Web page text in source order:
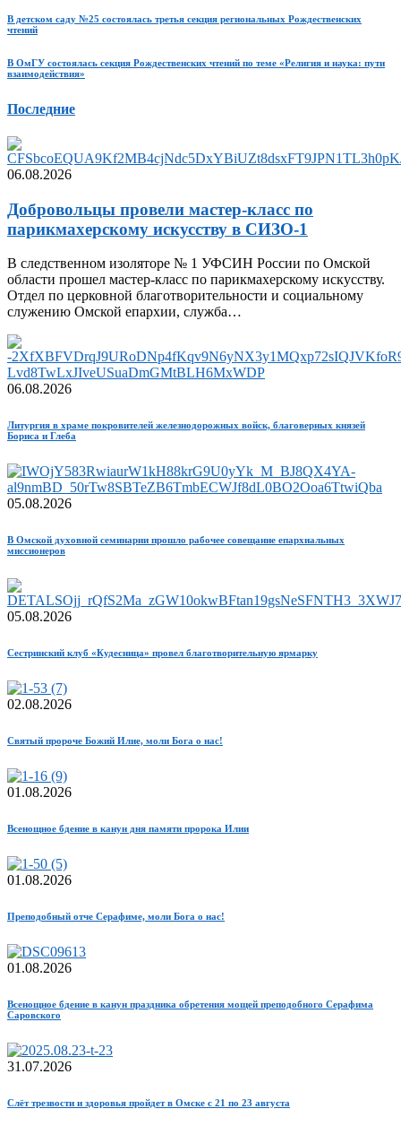
В детском саду №25 состоялась третья секция региональных Рождественских
чтений
В ОмГУ состоялась секция Рождественских чтений по теме «Религия и наука: пути
взаимодействия»
Последние
06.08.2026
Добровольцы провели мастер-класс по
парикмахерскому искусству в СИЗО-1
В следственном изоляторе № 1 УФСИН России по Омской
области прошел мастер-класс по парикмахерскому искусству.
Отдел по церковной благотворительности и социальному
служению Омской епархии, служба…
06.08.2026
Литургия в храме покровителей железнодорожных войск, благоверных князей
Бориса и Глеба
05.08.2026
В Омской духовной семинарии прошло рабочее совещание епархиальных
миссионеров
05.08.2026
Сестринский клуб «Кудесница» провел благотворительную ярмарку
02.08.2026
Святый пророче Божий Илие, моли Бога о нас!
01.08.2026
Всенощное бдение в канун дня памяти пророка Илии
01.08.2026
Преподобный отче Серафиме, моли Бога о нас!
01.08.2026
Всенощное бдение в канун праздника обретения мощей преподобного Серафима
Саровского
31.07.2026
Слёт трезвости и здоровья пройдет в Омске с 21 по 23 августа